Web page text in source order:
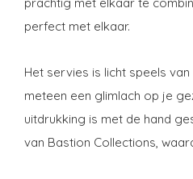
prachtig met elkaar te
perfect met elkaar.
Het servies is licht speels
meteen een glimlach op je
uitdrukking is met de hand
van Bastion Collections,